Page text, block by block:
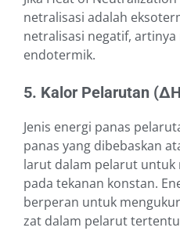
netralisasi adalah
netralisasi negatif,
endotermik.
5. Kalor Pelarutan
Jenis energi panas
panas yang dibebaskan
larut dalam pelarut
pada tekanan konstan.
berperan untuk
zat dalam pelarut